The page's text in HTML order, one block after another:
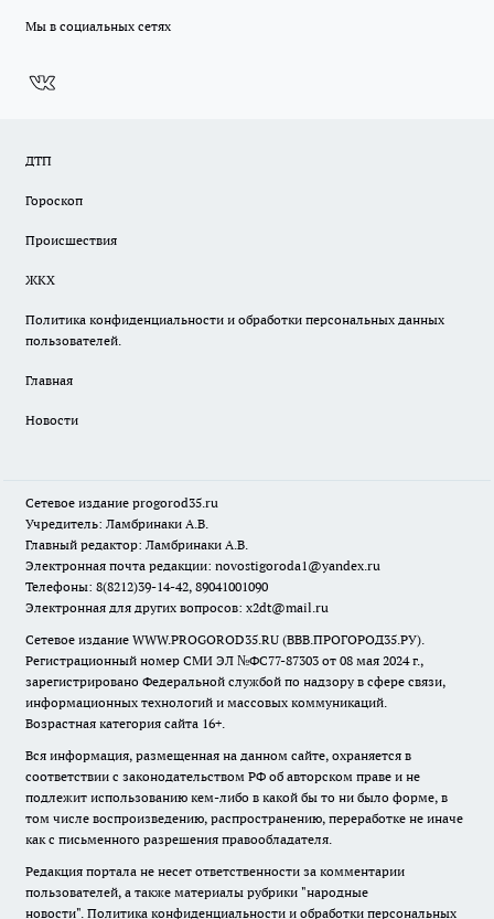
Мы в социальных сетях
ДТП
Гороскоп
Происшествия
ЖКХ
Политика конфиденциальности и обработки персональных данных
пользователей.
Главная
Новости
Сетевое издание progorod35.ru
Учредитель: Ламбринаки А.В.
Главный редактор: Ламбринаки А.В.
Электронная почта редакции: novostigoroda1@yandex.ru
Телефоны: 8(8212)39-14-42, 89041001090
Электронная для других вопросов: x2dt@mail.ru
Сетевое издание WWW.PROGOROD35.RU (ВВВ.ПРОГОРОД35.РУ).
Регистрационный номер СМИ ЭЛ №ФС77-87303 от 08 мая 2024 г.,
зарегистрировано Федеральной службой по надзору в сфере связи,
информационных технологий и массовых коммуникаций.
Возрастная категория сайта 16+.
Вся информация, размещенная на данном сайте, охраняется в
соответствии с законодательством РФ об авторском праве и не
подлежит использованию кем-либо в какой бы то ни было форме, в
том числе воспроизведению, распространению, переработке не иначе
как с письменного разрешения правообладателя.
Редакция портала не несет ответственности за комментарии
пользователей, а также материалы рубрики "народные
новости". Политика конфиденциальности и обработки персональных